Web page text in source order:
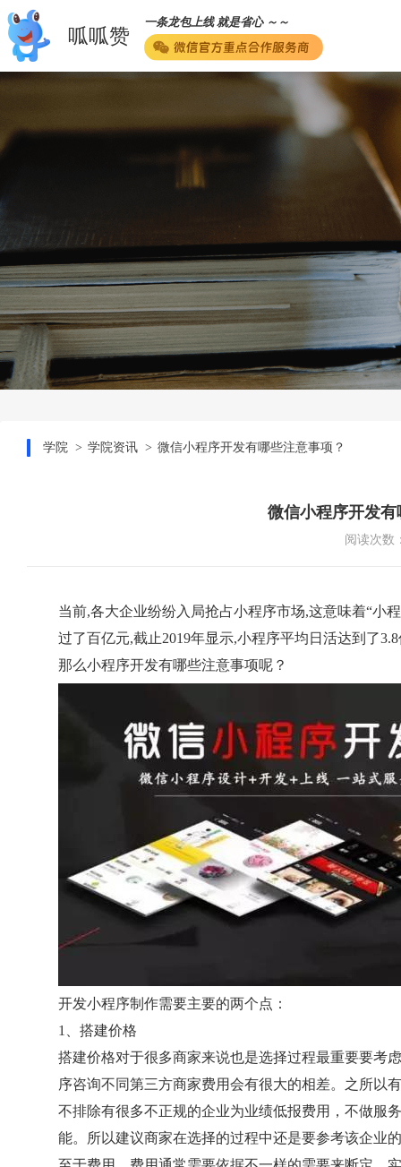
呱呱赞
一条龙包上线 就是省心 ～～
学院 学院资讯 微信小程序开发有哪些注意事项？
微信小程序开发
阅读次数
当前,各大企业纷纷入局抢占小程序市场,这意味着“小
过了百亿元,截止2019年显示,小程序平均日活达到了
那么小程序开发有哪些注意事项呢？
开发小程序制作需要主要的两个点：
1、搭建价格
搭建价格对于很多商家来说也是选择过程最重要要考
序咨询不同第三方商家费用会有很大的相差。之所以
不排除有很多不正规的企业为业绩低报费用，不做服
能。所以建议商家在选择的过程中还是要参考该企业